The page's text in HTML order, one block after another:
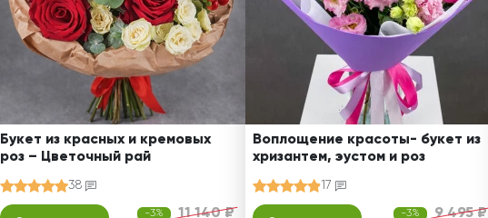
Букет из красных и кремовых
роз – Цветочный рай
38
-3% 11 140 ₽
Воплощение красоты- букет из
хризантем, эустом и роз
17
-3% 9 495 ₽